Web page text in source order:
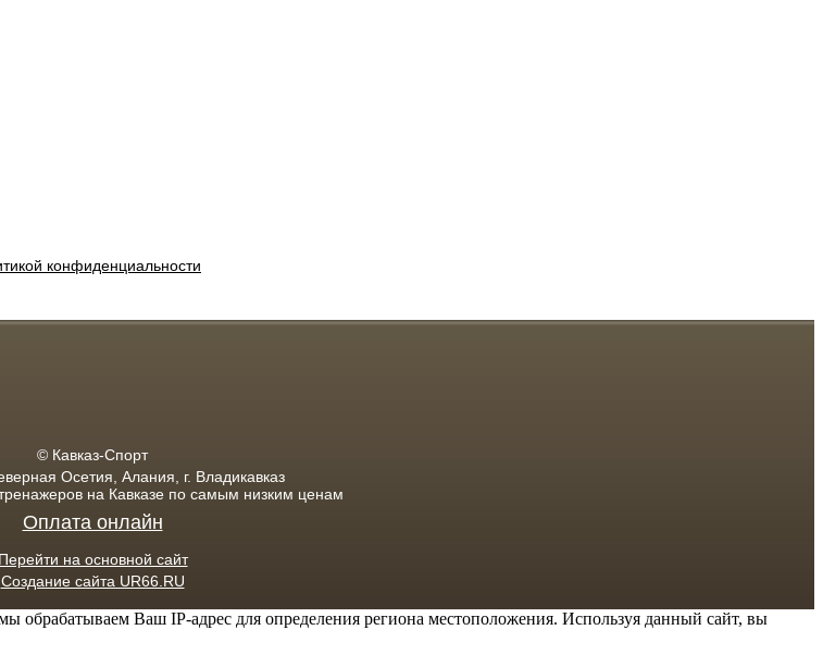
конфиденциальности
© Кавказ-Спорт
Осетия, Алания, г. Владикавказ
на Кавказе по самым низким ценам
Оплата онлайн
Перейти на основной сайт
Создание сайта UR66.RU
Ваш IP-адрес для определения региона местоположения. Используя данный сайт, вы